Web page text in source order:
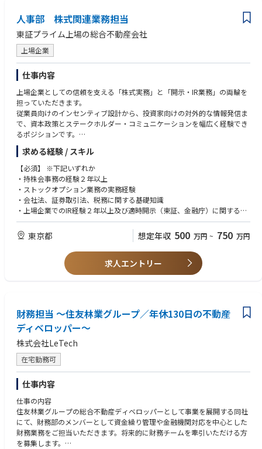
人事部 株式関連業務担当
東証プライム上場の総合不動産会社
上場企業
仕事内容
上場企業としての信頼を支える「株式実務」と「開示・IR業務」の両輪を
担っていただきます。
従業員向けのインセンティブ設計から、投資家向けの対外的な情報発信ま
で、資本政策とステークホルダー・コミュニケーションを幅広く経験でき
るポジションです。
単なる書類作成に留まらず、法規制の理解や経営数値の分析を通じて、市
場や従業員から「選ばれる会社」を創り上げる一翼を担います。
将来的には、資本政策のスペシャリストとして、制度設計やIR戦略の立
案・改善にも深く携わっていただくことを期待しています。
【具体的には】
・持株会事務局業務（加入、解約、拠出、株式付与等）
・確定拠出年金に関する事務手続き
・役員株式報酬に関する事務手続き
・従業員からの問い合わせ対応
・各種申請書類、届出書類の作成
・決算説明資料、有価証券報告書、決算短信の作成
求める経験 / スキル
【必須】 ※下記いずれか
・持株会事務の経験２年以上
・ストックオプション業務の実務経験
・会社法、証券取引法、税務に関する基礎知識
・上場企業でのIR経験２年以上及び適時開示（東証、金融庁）に関する基
礎知識
【歓迎】
・上場企業における株式事務経験
【求める人材像】
・新しい知識や業務にも積極的に取り組み、成長していきたいという意欲
のある方
東京都 想定年収 500 万円 ~ 750 万円
求人エントリー
財務担当 ～住友林業グループ／年休130日の不動産
ディベロッパー～
株式会社LeTech
在宅勤務可
仕事内容
仕事の内容
住友林業グループの総合不動産ディベロッパーとして事業を展開する同社
にて、財務部のメンバーとして資金繰り管理や金融機関対応を中心とした
財務業務をご担当いただきます。将来的に財務チームを牽引いただける方
を募集します。